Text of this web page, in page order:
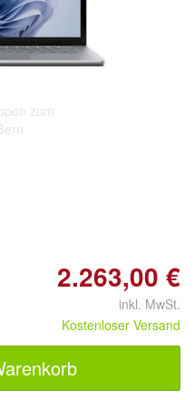
zum
2.263,00 €
inkl. MwSt.
Kostenloser Versand